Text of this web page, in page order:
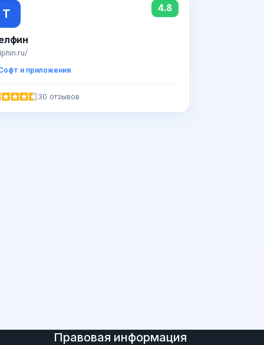
Т 4.8
и приложения
30 отзывов
Правовая информация